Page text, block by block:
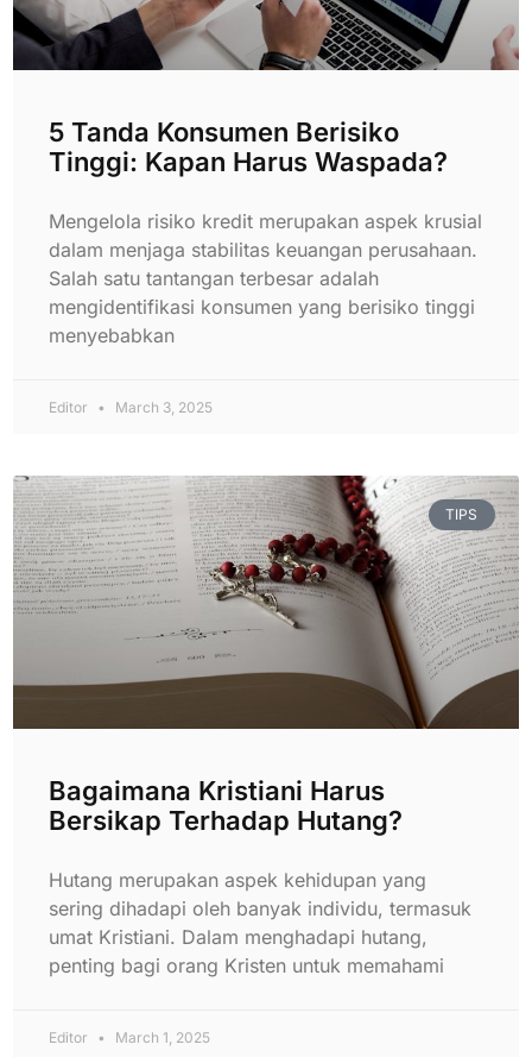
5 Tanda Konsumen Berisiko
Tinggi: Kapan Harus Waspada?
Mengelola risiko kredit merupakan aspek krusial
dalam menjaga stabilitas keuangan perusahaan.
Salah satu tantangan terbesar adalah
mengidentifikasi konsumen yang berisiko tinggi
menyebabkan
Editor March 3, 2025
TIPS
Bagaimana Kristiani Harus
Bersikap Terhadap Hutang?
Hutang merupakan aspek kehidupan yang
sering dihadapi oleh banyak individu, termasuk
umat Kristiani. Dalam menghadapi hutang,
penting bagi orang Kristen untuk memahami
Editor March 1, 2025